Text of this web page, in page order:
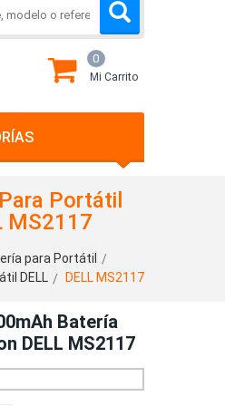
0
Mi Carrito
Portátil
MS2117
para Portátil
DELL
DELL MS2117
Batería
DELL MS2117